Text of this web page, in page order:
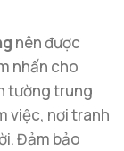
nên được
nhấn cho
tường trung
việc, nơi tranh
Đảm bảo